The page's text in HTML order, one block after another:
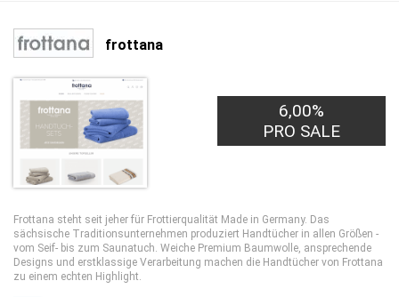
frottana
6,00%
PRO SALE
Frottana steht seit jeher für Frottierqualität Made in Germany. Das
sächsische Traditionsunternehmen produziert Handtücher in allen Größen -
vom Seif- bis zum Saunatuch. Weiche Premium Baumwolle, ansprechende
Designs und erstklassige Verarbeitung machen die Handtücher von Frottana
zu einem echten Highlight.